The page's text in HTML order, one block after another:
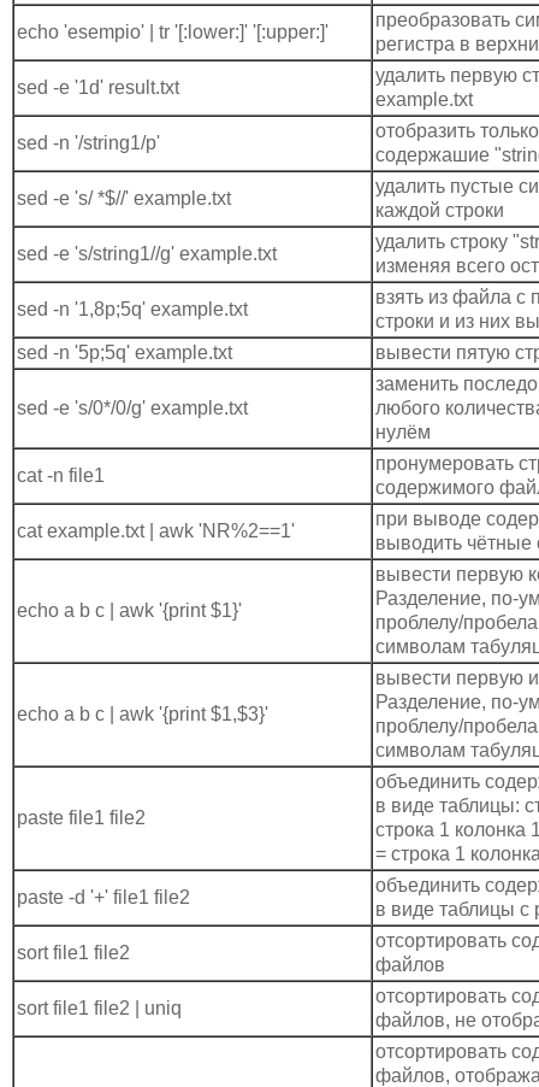
echo 'esempio' | tr '[:lower:]' '[:upper:]'
преобразовать
регистра в
sed -e '1d' result.txt
удалить первую
example.txt
sed -n '/string1/p'
отобразить
содержашие
sed -e 's/ *$//' example.txt
удалить пустые
каждой строки
sed -e 's/string1//g' example.txt
удалить строку
изменяя всего
sed -n '1,8p;5q' example.txt
взять из файла с
строки и из них
sed -n '5p;5q' example.txt
вывести пятую
sed -e 's/0*/0/g' example.txt
заменить
любого
нулём
cat -n file1
пронумеровать
содержимого
cat example.txt | awk 'NR%2==1'
при выводе
выводить чётные
echo a b c | awk '{print $1}'
вывести первую
Разделение, по-
проблелу/
символам
echo a b c | awk '{print $1,$3}'
вывести первую
Разделение, по-
проблелу/
символам
paste file1 file2
объединить
в виде таблицы:
строка 1 колонка
= строка 1
paste -d '+' file1 file2
объединить
в виде таблицы с
sort file1 file2
отсортировать
файлов
sort file1 file2 | uniq
отсортировать
файлов, не
отсортировать
файлов,